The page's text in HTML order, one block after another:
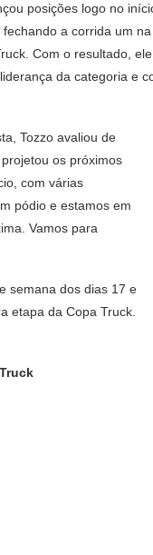
posições logo no
a corrida um
Com o resultado,
da categoria e
Tozzo avaliou de
os próximos
com várias
pódio e estamos em
Vamos para
semana dos dias 17 e
etapa da Copa Truck.